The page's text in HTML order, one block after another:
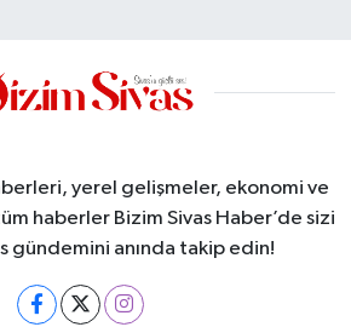
yerel gelişmeler, ekonomi ve
haberler Bizim Sivas Haber’de sizi
gündemini anında takip edin!